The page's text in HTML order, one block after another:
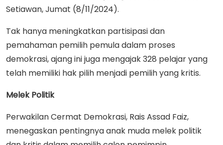
Setiawan, Jumat (8/11/2024).
Tak hanya meningkatkan partisipasi dan
pemahaman pemilih pemula dalam proses
demokrasi, ajang ini juga mengajak 328 pelajar yang
telah memiliki hak pilih menjadi pemilih yang kritis.
Melek Politik
Perwakilan Cermat Demokrasi, Rais Assad Faiz,
menegaskan pentingnya anak muda melek politik